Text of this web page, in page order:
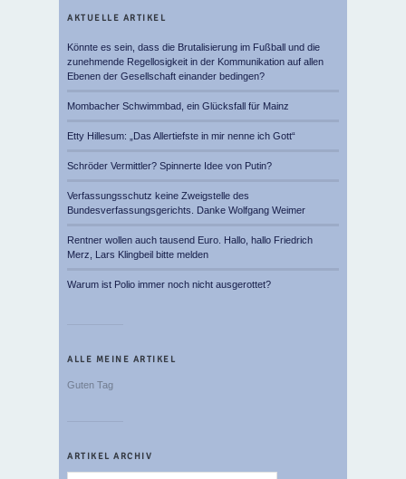
AKTUELLE ARTIKEL
Könnte es sein, dass die Brutalisierung im Fußball und die
zunehmende Regellosigkeit in der Kommunikation auf allen
Ebenen der Gesellschaft einander bedingen?
Mombacher Schwimmbad, ein Glücksfall für Mainz
Etty Hillesum: „Das Allertiefste in mir nenne ich Gott“
Schröder Vermittler? Spinnerte Idee von Putin?
Verfassungsschutz keine Zweigstelle des
Bundesverfassungsgerichts. Danke Wolfgang Weimer
Rentner wollen auch tausend Euro. Hallo, hallo Friedrich
Merz, Lars Klingbeil bitte melden
Warum ist Polio immer noch nicht ausgerottet?
ALLE MEINE ARTIKEL
Guten Tag
ARTIKEL ARCHIV